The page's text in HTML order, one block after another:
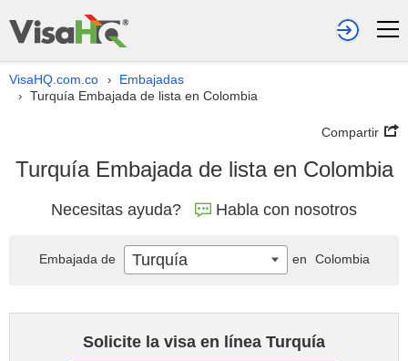
VisaHQ.com.co › Embajadas
› Turquía Embajada de lista en Colombia
Compartir
Turquía Embajada de lista en Colombia
Necesitas ayuda? Habla con nosotros
Solicite la visa en línea Turquía
Embajada de Turquía en Colombia